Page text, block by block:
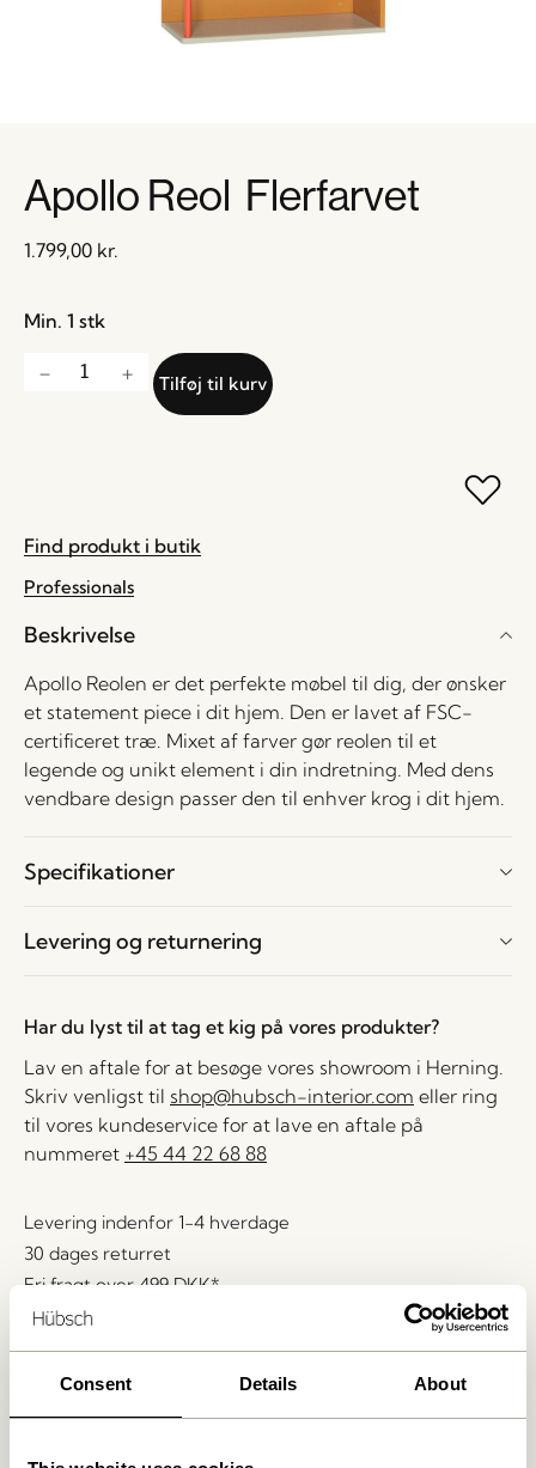
Consent Details About
Apollo Reol Flerfarvet
1.799,00 kr.
Min. 1 stk
Tilføj til kurv
Find produkt i butik
Professionals
Beskrivelse
Apollo Reolen er det perfekte møbel til dig, der ønsker
et statement piece i dit hjem. Den er lavet af FSC-
certificeret træ. Mixet af farver gør reolen til et
legende og unikt element i din indretning. Med dens
vendbare design passer den til enhver krog i dit hjem.
Specifikationer
Levering og returnering
Har du lyst til at tag et kig på vores produkter?
Lav en aftale for at besøge vores showroom i Herning.
Skriv venligst til shop@hubsch-interior.com eller ring
til vores kundeservice for at lave en aftale på
nummeret +45 44 22 68 88
Levering indenfor 1-4 hverdage
30 dages returret
Fri fragt over499 DKK*
Relaterede varer